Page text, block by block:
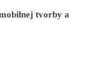
tvorby a